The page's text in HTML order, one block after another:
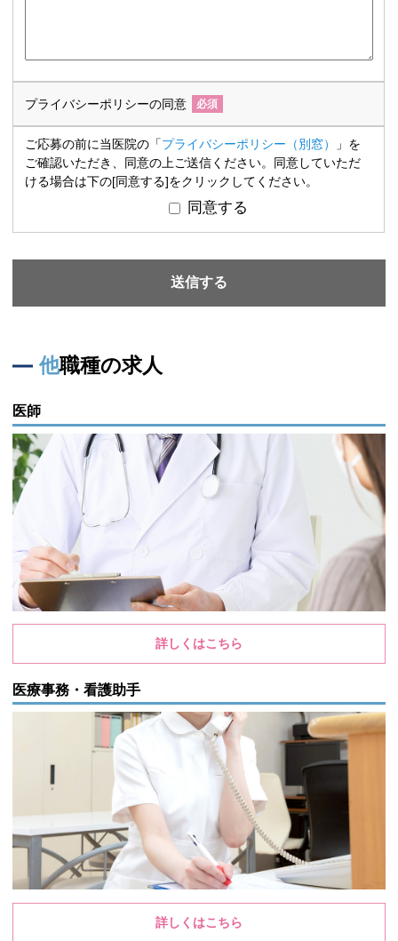
プライバシーポリシーの同意 必須
ご応募の前に当医院の「プライバシーポリシー（別窓）
」を
ご確認いただき、同意の上ご送信ください。同意していただ
ける場合は下の[同意する]をクリックしてください。
同意する
他職種の求人
医師
詳しくはこちら
医療事務・看護助手
詳しくはこちら